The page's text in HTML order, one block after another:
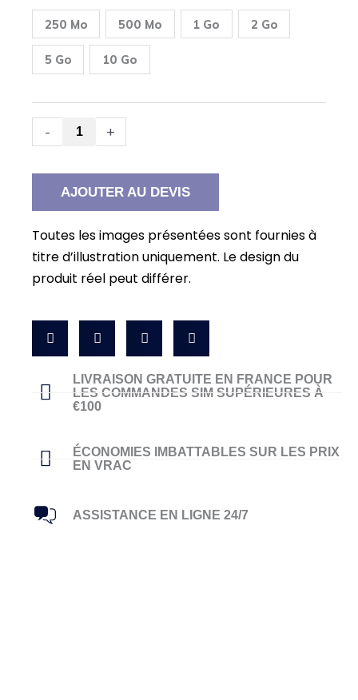
250 Mo 500 Mo 1 Go 2 Go
5 Go 10 Go
-
pour
petite
entreprise
SIM
données
Canada
+
AJOUTER AU DEVIS
Toutes les images présentées sont fournies à
titre d’illustration uniquement. Le design du
produit réel peut différer.
LIVRAISON GRATUITE EN FRANCE POUR
LES COMMANDES SIM SUPÉRIEURES À
€100
ÉCONOMIES IMBATTABLES SUR LES PRIX
EN VRAC
ASSISTANCE EN LIGNE 24/7